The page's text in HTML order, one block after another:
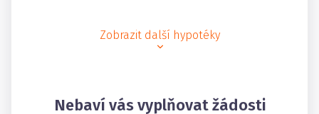
Zobrazit další hypotéky
Nebaví vás vyplňovat žádosti